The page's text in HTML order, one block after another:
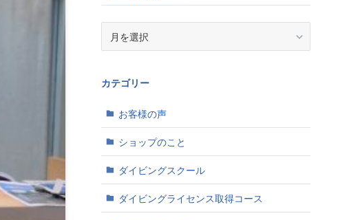
ブ
カテゴリー
お客様の声
ショップのこと
ダイビングスクール
ダイビングライセンス取得コース